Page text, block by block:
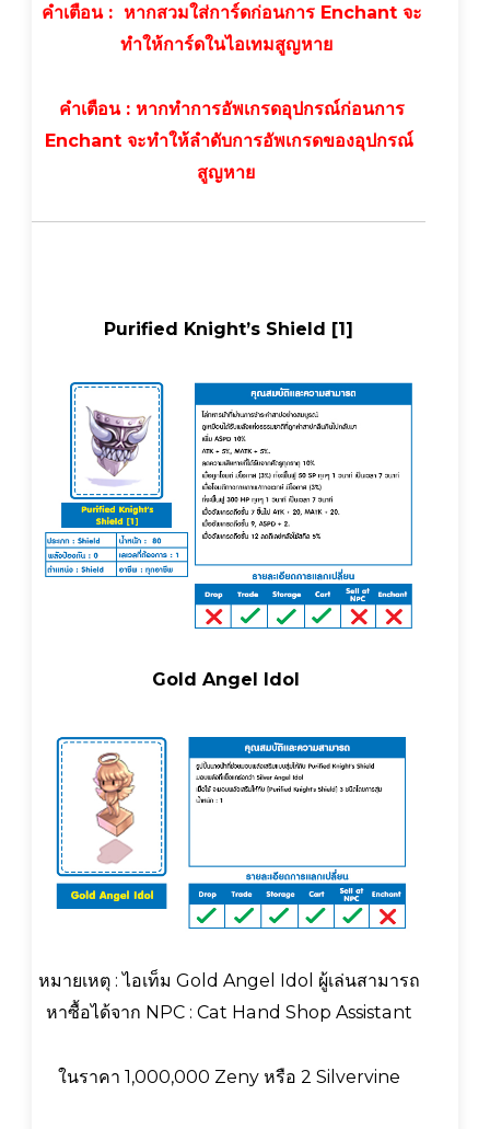
คำเตือน : หากสวมใส่การ์ดก่อนการ Enchant จะ
ทำให้การ์ดในไอเทมสูญหาย
คำเตือน : หากทำการอัพเกรดอุปกรณ์ก่อนการ
Enchant จะทำให้ลำดับการอัพเกรดของอุปกรณ์
สูญหาย
Purified Knight’s Shield [1]
Gold Angel Idol
หมายเหตุ : ไอเท็ม Gold Angel Idol ผู้เล่นสามารถ
หาซื้อได้จาก NPC : Cat Hand Shop Assistant
ในราคา 1,000,000 Zeny หรือ 2 Silvervine